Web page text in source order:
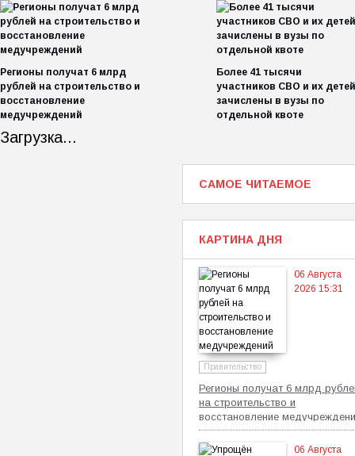
Регионы получат 6 млрд
рублей на строительство и
восстановление
медучреждений
Более 41 тысячи
участников СВО и их детей
зачислены в вузы по
отдельной квоте
Загрузка...
САМОЕ ЧИТАЕМОЕ
КАРТИНА ДНЯ
06 Августа
2026 15:31
Правительство
Регионы получат 6 млрд
на строительство и
восстановление
06 Августа